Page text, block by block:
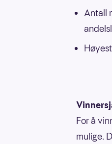
Antall
For å
mulige.